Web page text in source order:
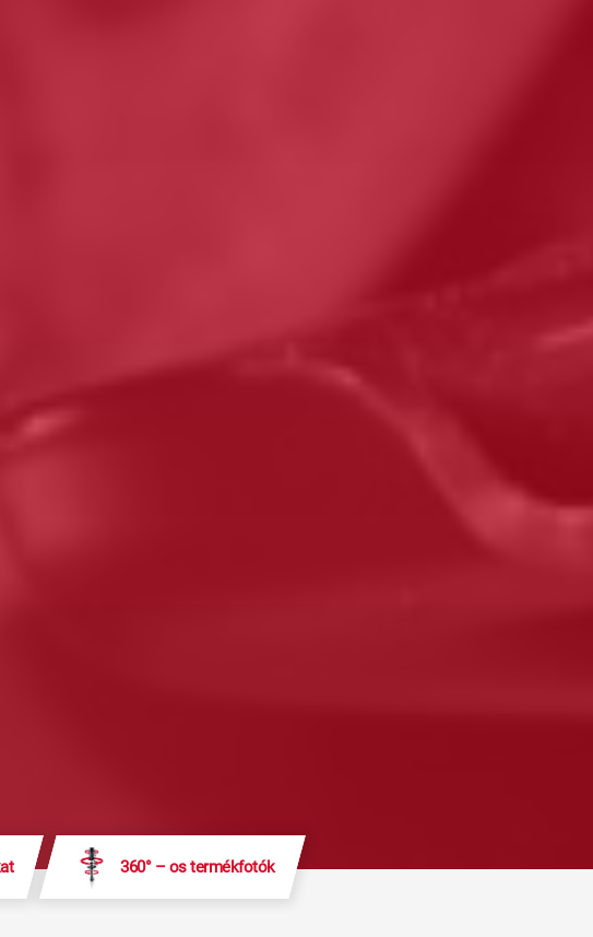
360° – os termékfotók